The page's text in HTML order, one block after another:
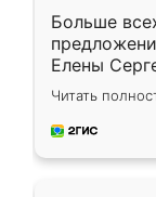
Больше
Елены
короткие
для
предложил
Читать